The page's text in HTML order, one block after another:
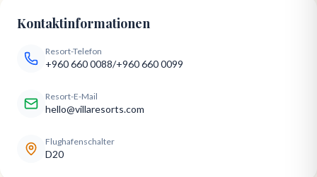
Kontaktinformationen
Resort-Telefon
+960 660 0088/+960 660 0099
Resort-E-Mail
hello@villaresorts.com
Flughafenschalter
D20